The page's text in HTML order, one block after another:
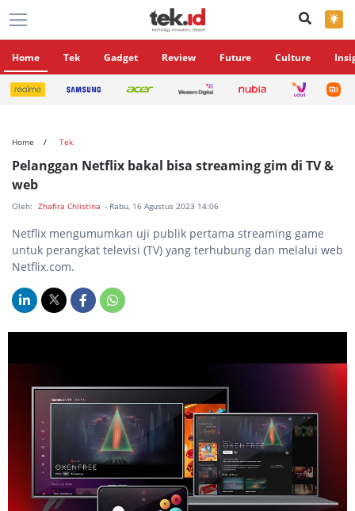
×
Home Tek Gadget Review Future Culture
Home Tek
Pelanggan Netflix bakal bisa streaming gim di TV &
web
Oleh: Zhafira Chlistina - Rabu, 16 Agustus 2023 14:06
Netflix mengumumkan uji publik pertama streaming game
untuk perangkat televisi (TV) yang terhubung dan melalui web
Netflix.com.